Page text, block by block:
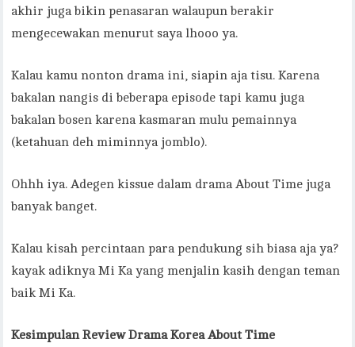
akhir juga bikin penasaran walaupun berakir
mengecewakan menurut saya lhooo ya.
Kalau kamu nonton drama ini, siapin aja tisu. Karena
bakalan nangis di beberapa episode tapi kamu juga
bakalan bosen karena kasmaran mulu pemainnya
(ketahuan deh miminnya jomblo).
Ohhh iya. Adegen kissue dalam drama About Time juga
banyak banget.
Kalau kisah percintaan para pendukung sih biasa aja ya?
kayak adiknya Mi Ka yang menjalin kasih dengan teman
baik Mi Ka.
Kesimpulan Review Drama Korea About Time